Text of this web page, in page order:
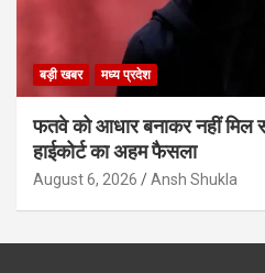
बड़ी खबर मध्य प्रदेश
फतवे को आधार बनाकर नहीं मिल
हाईकोर्ट का अहम फैसला
August 6, 2026 Ansh Shukla